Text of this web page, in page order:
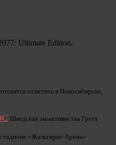
Ultimate Edition.
отметить в Новосибирске,
Шведская экоактивистка Грета
«Жальгирис-Арена»